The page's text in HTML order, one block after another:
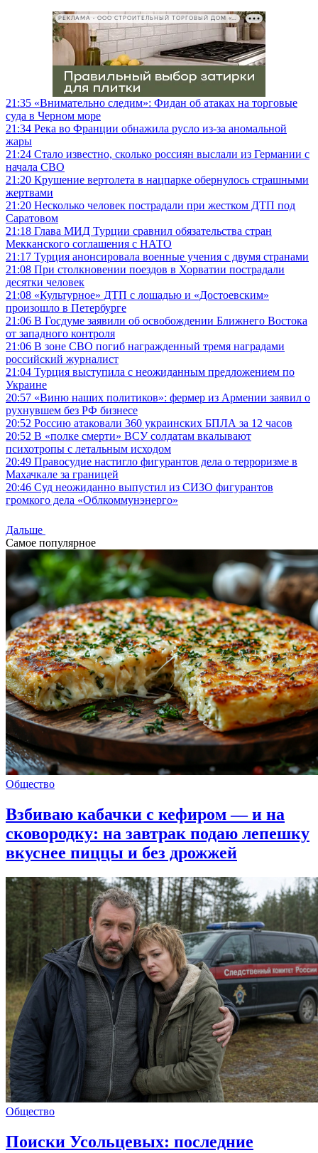
РЕКЛАМА • ООО СТРОИТЕЛЬНЫЙ ТОРГОВЫЙ ДОМ «ПЕТРОВИЧ», ИНН 7802348846
21:35 «Внимательно следим»: Фидан об атаках на торговые
суда в Черном море
21:34 Река во Франции обнажила русло из-за аномальной
жары
21:24 Стало известно, сколько россиян выслали из Германии с
начала СВО
21:20 Крушение вертолета в нацпарке обернулось страшными
жертвами
21:20 Несколько человек пострадали при жестком ДТП под
Саратовом
21:18 Глава МИД Турции сравнил обязательства стран
Мекканского соглашения с НАТО
21:17 Турция анонсировала военные учения с двумя странами
21:08 При столкновении поездов в Хорватии пострадали
десятки человек
21:08 «Культурное» ДТП с лошадью и «Достоевским»
произошло в Петербурге
21:06 В Госдуме заявили об освобождении Ближнего Востока
от западного контроля
21:06 В зоне СВО погиб награжденный тремя наградами
российский журналист
21:04 Турция выступила с неожиданным предложением по
Украине
20:57 «Виню наших политиков»: фермер из Армении заявил о
рухнувшем без РФ бизнесе
20:52 Россию атаковали 360 украинских БПЛА за 12 часов
20:52 В «полке смерти» ВСУ солдатам вкалывают
психотропы с летальным исходом
20:49 Правосудие настигло фигурантов дела о терроризме в
Махачкале за границей
20:46 Суд неожиданно выпустил из СИЗО фигурантов
громкого дела «Облкоммунэнерго»
Дальше
Самое популярное
Общество
Взбиваю кабачки с кефиром — и на
сковородку: на завтрак подаю лепешку
вкуснее пиццы и без дрожжей
Общество
Поиски Усольцевых: последние